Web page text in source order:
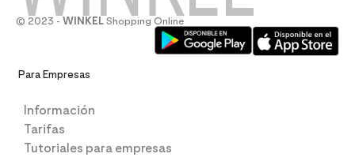
© 2023 - WINKEL Shopping Online
Para Empresas
Información
Tarifas
Tutoriales para empresas